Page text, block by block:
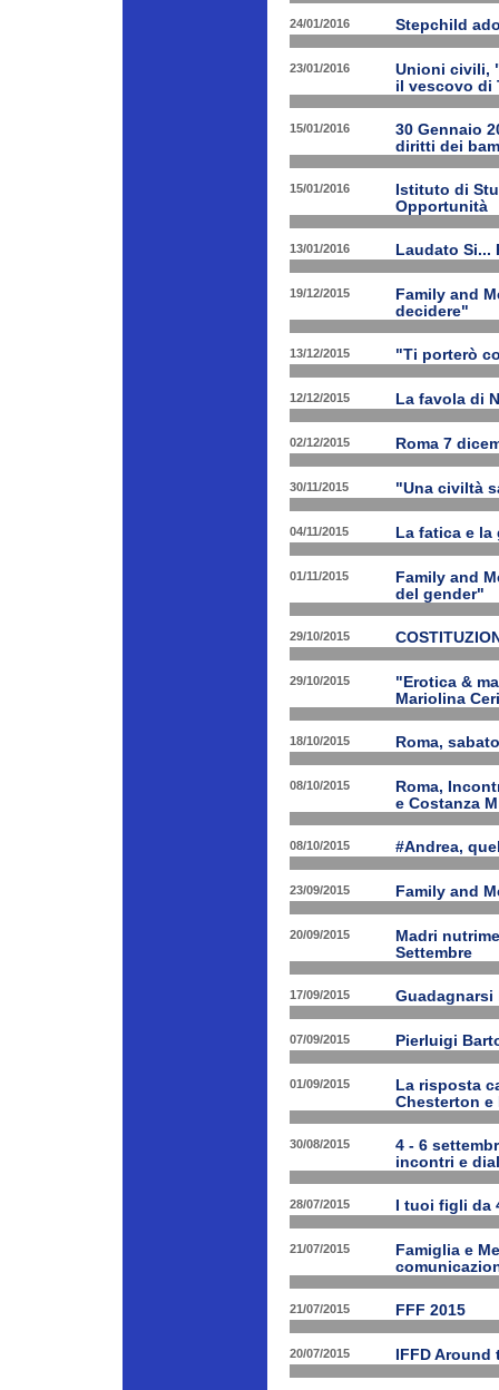
24/01/2016 Stepchild
23/01/2016
Unioni civili,
il vescovo di
15/01/2016
30 Gennaio
diritti dei
15/01/2016
Istituto di
Opportunità
13/01/2016 Laudato Si...
19/12/2015
Family and
decidere"
13/12/2015 "Ti porterò
12/12/2015 La favola di
02/12/2015 Roma 7
30/11/2015 "Una civiltà
04/11/2015 La fatica e
01/11/2015
Family and
del gender"
29/10/2015
29/10/2015
"Erotica &
Mariolina
18/10/2015 Roma,
08/10/2015
Roma,
e Costanza
08/10/2015 #Andrea,
23/09/2015 Family and
20/09/2015
Madri
Settembre
17/09/2015
07/09/2015 Pierluigi
01/09/2015
La risposta
Chesterton e
30/08/2015
4 - 6
incontri e
28/07/2015 I tuoi figli da
21/07/2015
Famiglia e
21/07/2015 FFF 2015
20/07/2015 IFFD